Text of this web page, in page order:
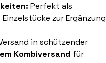
Perfekt als
zur Ergänzung
in schützender
Kombiversand für